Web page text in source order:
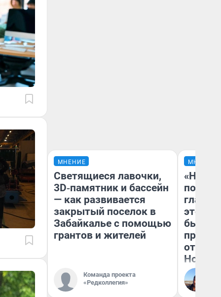
МНЕНИЕ
Светящиеся лавочки,
3D‑памятник и бассейн
— как развивается
закрытый поселок в
Забайкалье с помощью
грантов и жителей
Команда проекта
«Редколлегия»
МНЕНИЕ
этого
бьет
отзыв
Нолана